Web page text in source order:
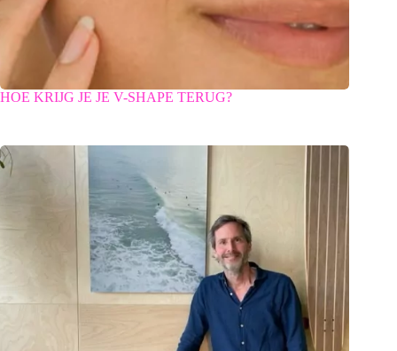
HOE KRIJG JE JE V-SHAPE TERUG?